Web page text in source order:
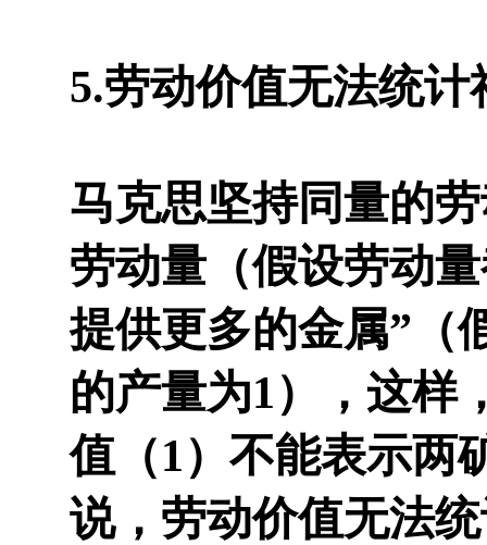
5.劳动价值无法统计
马克思坚持同量的
劳动量（假设劳动
提供更多的金属”（
的产量为1），这样
值（1）不能表示两
说，劳动价值无法